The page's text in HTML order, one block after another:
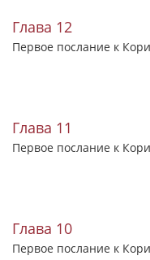
Глава 12
Первое послание к
Глава 11
Первое послание к
Глава 10
Первое послание к